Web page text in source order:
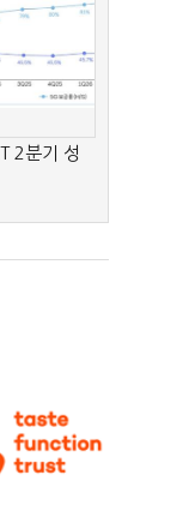
2분기 성